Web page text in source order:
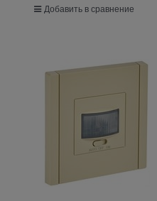
Добавить в сравнение